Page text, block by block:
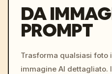
DA
PROMPT
Trasforma qualsiasi foto
immagine AI